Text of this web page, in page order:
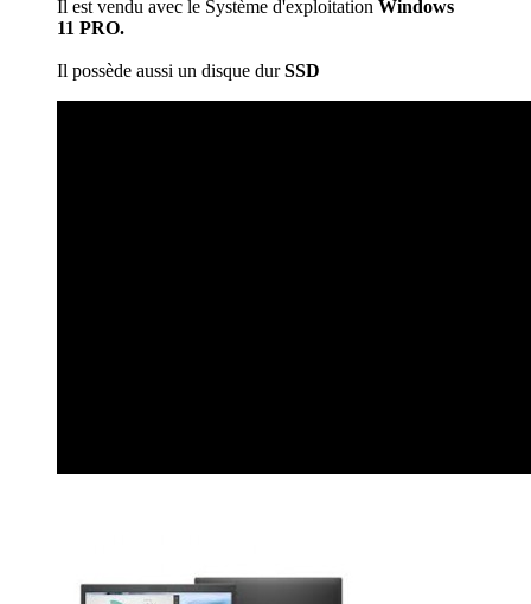
Il est vendu avec le Système d'exploitation Windows
11 PRO.
Il possède aussi un disque durSSD